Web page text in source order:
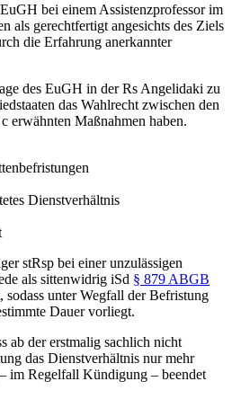
bei einem Assistenzprofessor im
als gerechtfertigt angesichts des Ziels
die Erfahrung anerkannter
des EuGH in der Rs Angelidaki zu
das Wahlrecht zwischen den
erwähnten Maßnahmen haben.
Dienstverhältnis
stRsp bei einer unzulässigen
als sittenwidrig iSd § 879 ABGB
unter Wegfall der Befristung
Dauer vorliegt.
ab der erstmalig sachlich nicht
das Dienstverhältnis nur mehr
im Regelfall Kündigung – beendet